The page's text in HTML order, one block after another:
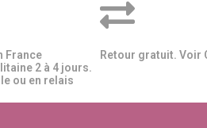
France
2 à 4 jours.
ou en relais​​
Retour gratuit. Voir